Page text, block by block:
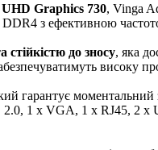
UHD Graphics 730, Vinga
з ефективною
стійкістю до зносу, яка
високу
гарантує моментальний
1 x VGA, 1 x RJ45, 2